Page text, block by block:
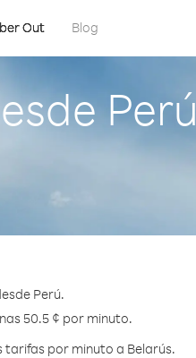
Out Blog
Perú
Perú.
50.5 ¢ por minuto.
por minuto a Belarús.